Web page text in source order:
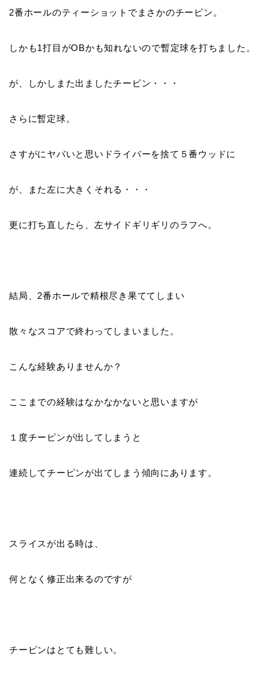
2番ホールのティーショットでまさかのチーピン。
しかも1打目がOBかも知れないので暫定球を打ちました。
が、しかしまた出ましたチーピン ・・・
さらに暫定球。
さすがにヤバいと思いドライバーを捨て５番ウッドに
が、また左に大きくそれる・・・
更に打ち直したら、左サイドギリギリのラフへ。
結局、2番ホールで精根尽き果ててしまい
散々なスコアで終わってしまいました。
こんな経験ありませんか？
ここまでの経験はなかなかないと思いますが
１度チーピンが出してしまうと
連続してチーピンが出てしまう傾向にあります。
スライスが出る時は、
何となく修正出来るのですが
チーピンはとても難しい。